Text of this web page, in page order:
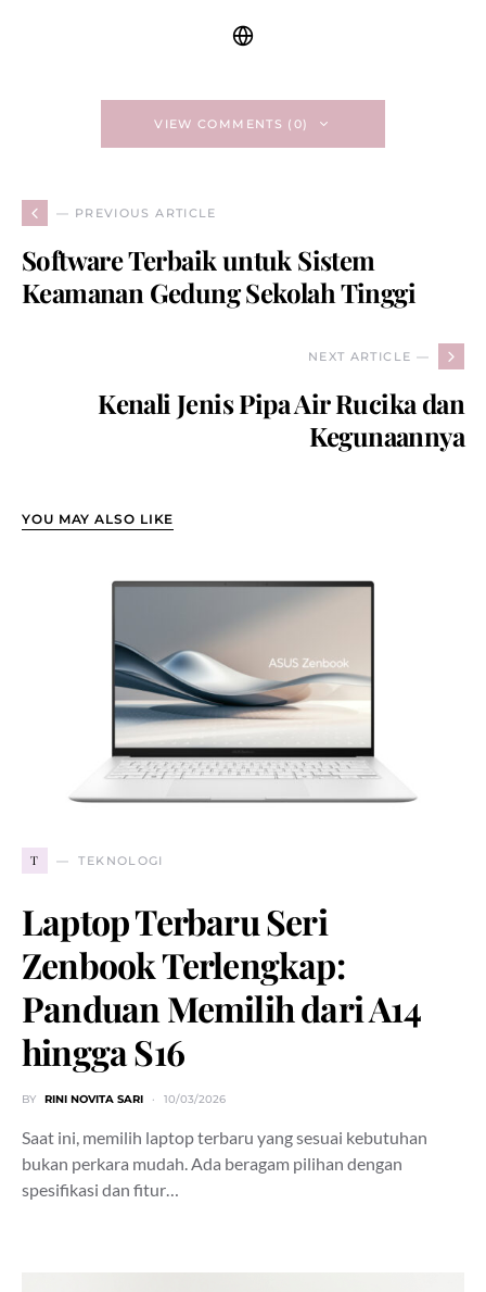
VIEW COMMENTS (0)
— PREVIOUS ARTICLE
Software Terbaik untuk Sistem
Keamanan Gedung Sekolah Tinggi
NEXT ARTICLE —
Kenali Jenis Pipa Air Rucika dan
Kegunaannya
YOU MAY ALSO LIKE
T TEKNOLOGI
Laptop Terbaru Seri
Zenbook Terlengkap:
Panduan Memilih dari A14
hingga S16
BY RINI NOVITA SARI 10/03/2026
Saat ini, memilih laptop terbaru yang sesuai kebutuhan
bukan perkara mudah. Ada beragam pilihan dengan
spesifikasi dan fitur…